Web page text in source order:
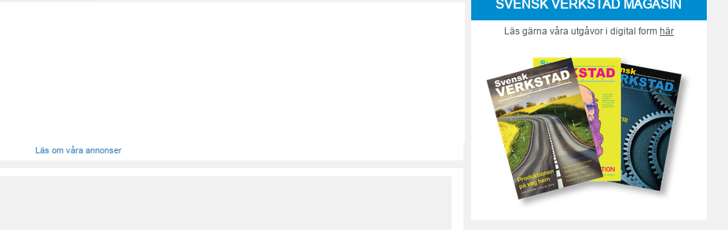
Läs om våra annonser
SVENSK VERKSTAD MAGASIN
Läs gärna våra utgåvor i digital form här